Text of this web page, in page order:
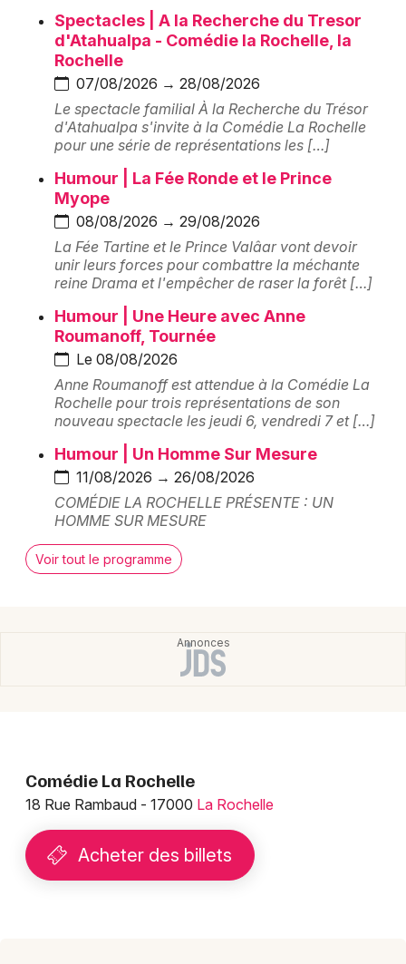
Soirées
Sorties famille
Expos
Sorties & loisirs
Salle de théâtre en Charente-Maritime
Salle de théâtre en Poitou-Charente
Salle de théâtre en Nouvelle-Aquitaine
Newsletter des sorties
Artistes en tournée
Actus à La Rochelle
Mon email
Je m'abonne
Strasbourg
Toulouse
Spectacles | A la Recherche du Tresor
d'Atahualpa - Comédie la Rochelle, la
Rochelle
07/08/2026 → 28/08/2026
Le spectacle familial À la Recherche du Trésor
d'Atahualpa s'invite à la Comédie La Rochelle
pour une série de représentations les […]
Humour | La Fée Ronde et le Prince
Myope
08/08/2026 → 29/08/2026
La Fée Tartine et le Prince Valâar vont devoir
unir leurs forces pour combattre la méchante
reine Drama et l'empêcher de raser la forêt […]
Humour | Une Heure avec Anne
Roumanoff, Tournée
Le 08/08/2026
Anne Roumanoff est attendue à la Comédie La
Rochelle pour trois représentations de son
nouveau spectacle les jeudi 6, vendredi 7 et […]
Humour | Un Homme Sur Mesure
11/08/2026 → 26/08/2026
COMÉDIE LA ROCHELLE PRÉSENTE : UN
HOMME SUR MESURE
Voir tout le programme
Comédie La Rochelle
18 Rue Rambaud - 17000 La Rochelle
Acheter des billets